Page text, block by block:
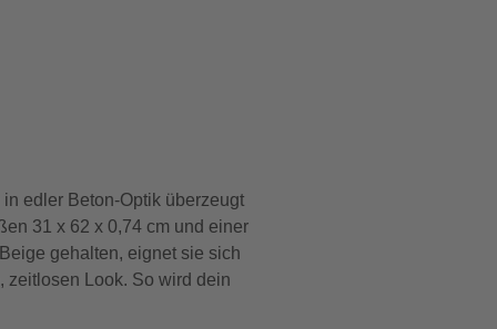
edler Beton-Optik überzeugt
31 x 62 x 0,74 cm und einer
gehalten, eignet sie sich
zeitlosen Look. So wird dein